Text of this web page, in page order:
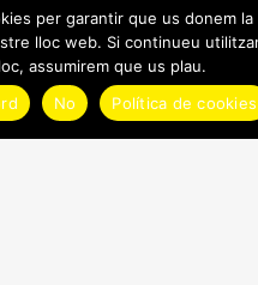
per garantir que us donem la
lloc web. Si continueu
assumirem que us plau.
No Política de cookies